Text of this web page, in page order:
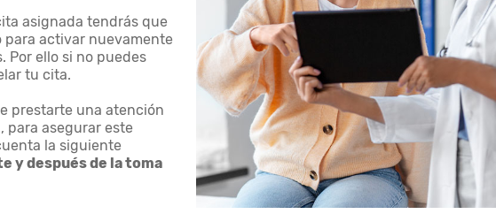
asignada tendrás que
activar nuevamente
Por ello si no puedes
tu cita.
prestarte una atención
para asegurar este
la siguiente
y después de la toma